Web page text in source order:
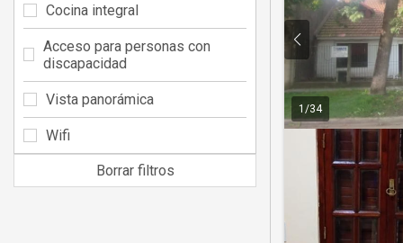
1 /34
Cocina integral
Acceso para personas con
discapacidad
Vista panorámica
Wifi
Borrar filtros